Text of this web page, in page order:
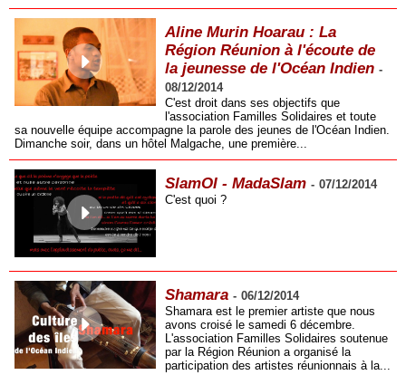
Aline Murin Hoarau : La
Région Réunion à l'écoute de
la jeunesse de l'Océan Indien -
08/12/2014
C'est droit dans ses objectifs que
l'association Familles Solidaires et toute
sa nouvelle équipe accompagne la parole des jeunes de l'Océan Indien.
Dimanche soir, dans un hôtel Malgache, une première...
SlamOI - MadaSlam - 07/12/2014
C'est quoi ?
Shamara - 06/12/2014
Shamara est le premier artiste que nous
avons croisé le samedi 6 décembre.
L'association Familles Solidaires soutenue
par la Région Réunion a organisé la
participation des artistes réunionnais à la...